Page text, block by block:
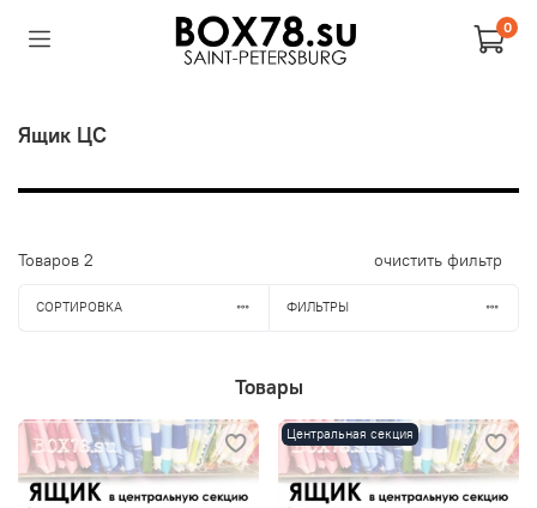
0
Ящик ЦС
Товаров 2 очистить фильтр
СОРТИРОВКА ФИЛЬТРЫ
Товары
Центральная секция